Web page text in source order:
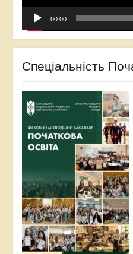
00:00
Спеціальність